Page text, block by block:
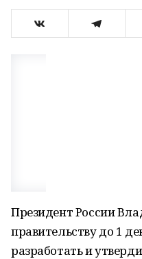
Президент России
правительству до 1
разработать и